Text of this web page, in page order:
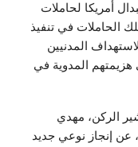
أمريكا لحاملات
الحاملات في تنفيذ
المدنيين
هزيمتهم المدوية في
الركن، مهدي
عن إنجاز نوعي جديد